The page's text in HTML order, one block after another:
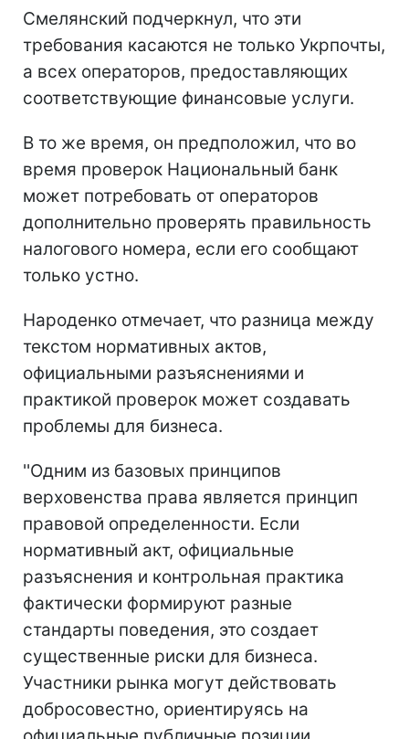
Смелянский подчеркнул, что эти
требования касаются не только Укрпочты,
а всех операторов, предоставляющих
соответствующие финансовые услуги.
В то же время, он предположил, что во
время проверок Национальный банк
может потребовать от операторов
дополнительно проверять правильность
налогового номера, если его сообщают
только устно.
Народенко отмечает, что разница между
текстом нормативных актов,
официальными разъяснениями и
практикой проверок может создавать
проблемы для бизнеса.
''Одним из базовых принципов
верховенства права является принцип
правовой определенности. Если
нормативный акт, официальные
разъяснения и контрольная практика
фактически формируют разные
стандарты поведения, это создает
существенные риски для бизнеса.
Участники рынка могут действовать
добросовестно, ориентируясь на